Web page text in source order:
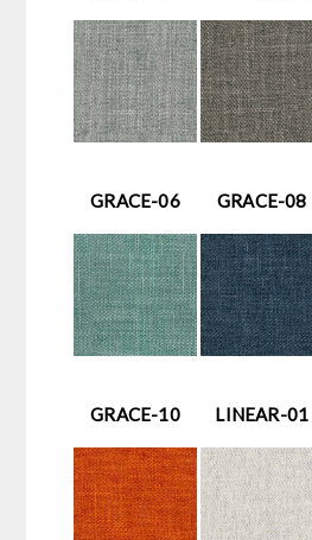
GRACE-06 GRACE-08
GRACE-10 LINEAR-01